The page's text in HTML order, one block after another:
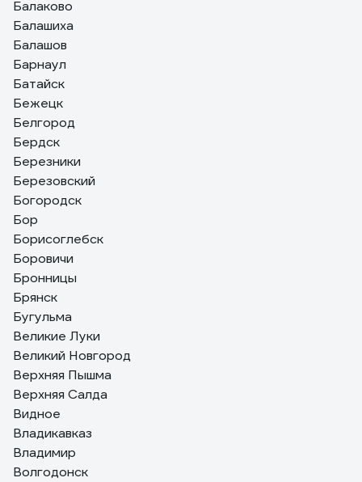
Балаково
Балашиха
Балашов
Барнаул
Батайск
Бежецк
Белгород
Бердск
Березники
Березовский
Богородск
Бор
Борисоглебск
Боровичи
Бронницы
Брянск
Бугульма
Великие Луки
Великий Новгород
Верхняя Пышма
Верхняя Салда
Видное
Владикавказ
Владимир
Волгодонск